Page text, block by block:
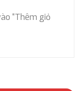
“Thêm giỏ